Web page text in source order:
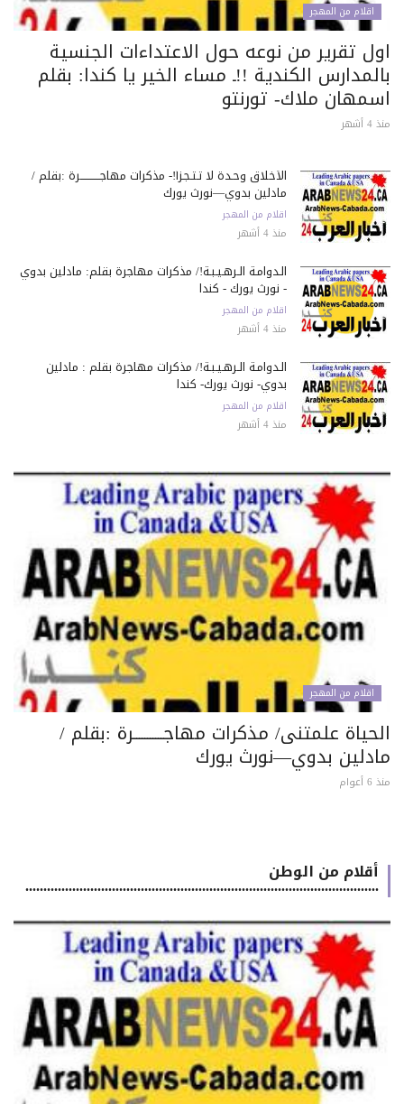
اقلام من المهجر
تقرير من نوعه حول الاعتداءات الجنسية
الكندية !!ـ مساء الخير يا كندا: بقلم
ملاك- تورنتو
الأخلاق وحـدة لا تـتـجـزأ!- مذكرات مهاجـــــــــــرة :بقلم /
مادلين بدوي—نورث يورك
اقلام من المهجر
منذ 4 أشهر
الـدوامـة الـرهـيـبـة!/ مذكرات مهاجرة بقلم: مادلين بدوي
- نورث يورك - كندا
اقلام من المهجر
منذ 4 أشهر
الـدوامـة الـرهـيـبـة!/ مذكرات مهاجرة بقلم : مادلين
بدوي- نورث يورك- كندا
اقلام من المهجر
منذ 4 أشهر
اقلام من المهجر
علمتنى/ مذكرات مهاجـــــــــــرة :بقلم /
بدوي—نورث يورك
أقلام من الوطن
..................................................................................................